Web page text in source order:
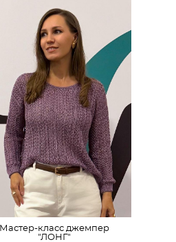
Мастер-класс джемпер
"ЛОНГ"